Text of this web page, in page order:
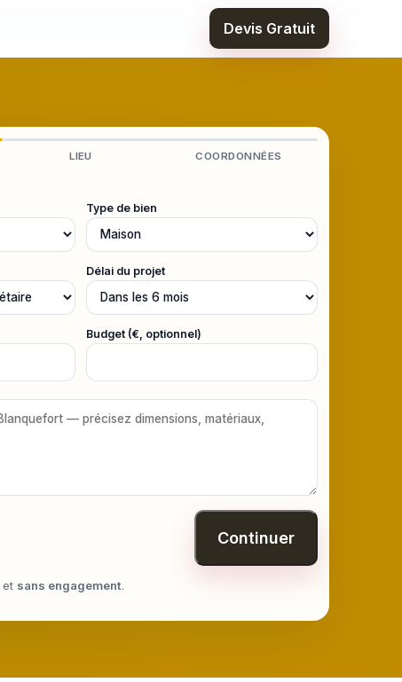
Devis Gratuit
LIEU COORDONNÉES
Type de bien
Délai du projet
Budget (€, optionnel)
Continuer
et sans engagement.